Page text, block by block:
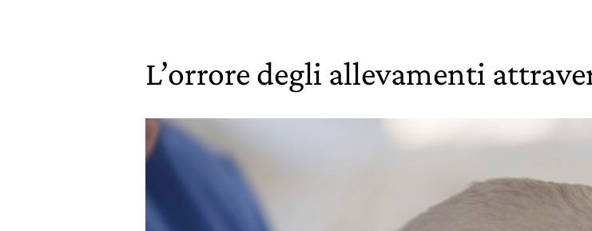
L’orrore degli allevamenti